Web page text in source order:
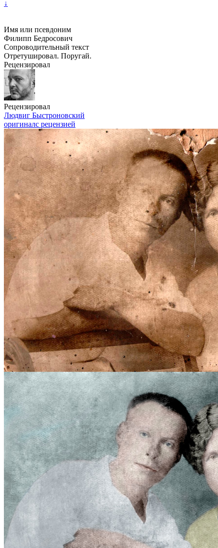
↓
Имя или псевдоним
Филипп Бедросович
Сопроводительный текст
Отретушировал. Поругай.
Рецензировал
Рецензировал
Людвиг Быстроновский
оригиналс рецензией